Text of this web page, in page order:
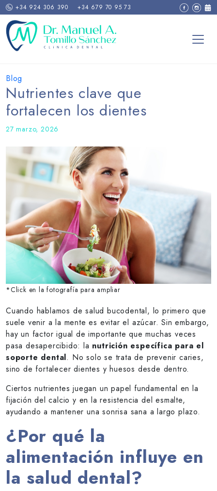
+34 924 306 390 +34 679 70 95 73
Blog
Nutrientes clave que
fortalecen los dientes
27 marzo, 2026
*Click en la fotografía para ampliar
Cuando hablamos de salud bucodental, lo primero que
suele venir a la mente es evitar el azúcar. Sin embargo,
hay un factor igual de importante que muchas veces
pasa desapercibido: la nutrición específica para el
soporte dental. No solo se trata de prevenir caries,
sino de fortalecer dientes y huesos desde dentro.
Ciertos nutrientes juegan un papel fundamental en la
fijación del calcio y en la resistencia del esmalte,
ayudando a mantener una sonrisa sana a largo plazo.
¿Por qué la
alimentación influye en
la salud dental?